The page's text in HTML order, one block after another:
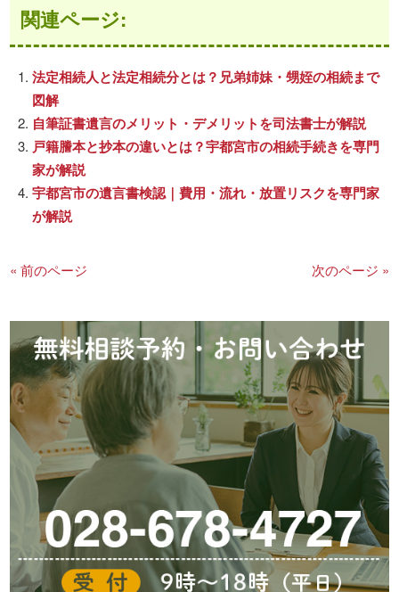
関連ページ:
法定相続人と法定相続分とは？兄弟姉妹・甥姪の相続まで
図解
自筆証書遺言のメリット・デメリットを司法書士が解説
戸籍謄本と抄本の違いとは？宇都宮市の相続手続きを専門
家が解説
宇都宮市の遺言書検認｜費用・流れ・放置リスクを専門家
が解説
« 前のページ 次のページ »